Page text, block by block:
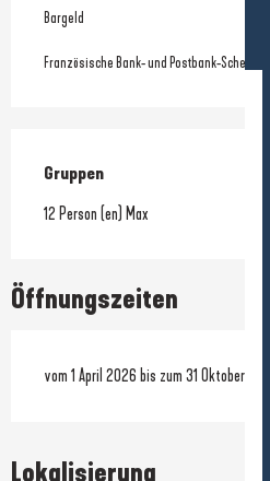
Bargeld
Französische Bank- und Postbank-Schecks
Gruppen
Gruppen
12 Person (en) Max
Öffnungszeiten
vom 1 April 2026 bis zum 31 Oktober 2026
Lokalisierung